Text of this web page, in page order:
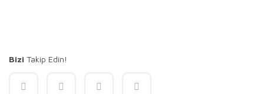
Bizi Takip Edin!